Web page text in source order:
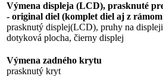
Výmena displeja (LCD), prasknuté
- original diel (komplet diel aj z
prasknutý displej(LCD), pruhy na
dotyková plocha, čierny displej
Výmena zadného krytu
prasknutý kryt